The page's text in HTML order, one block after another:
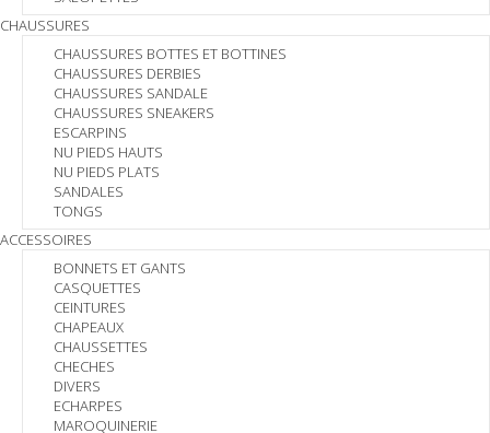
CHAUSSURES
CHAUSSURES BOTTES ET BOTTINES
CHAUSSURES DERBIES
CHAUSSURES SANDALE
CHAUSSURES SNEAKERS
ESCARPINS
NU PIEDS HAUTS
NU PIEDS PLATS
SANDALES
TONGS
ACCESSOIRES
BONNETS ET GANTS
CASQUETTES
CEINTURES
CHAPEAUX
CHAUSSETTES
CHECHES
DIVERS
ECHARPES
MAROQUINERIE